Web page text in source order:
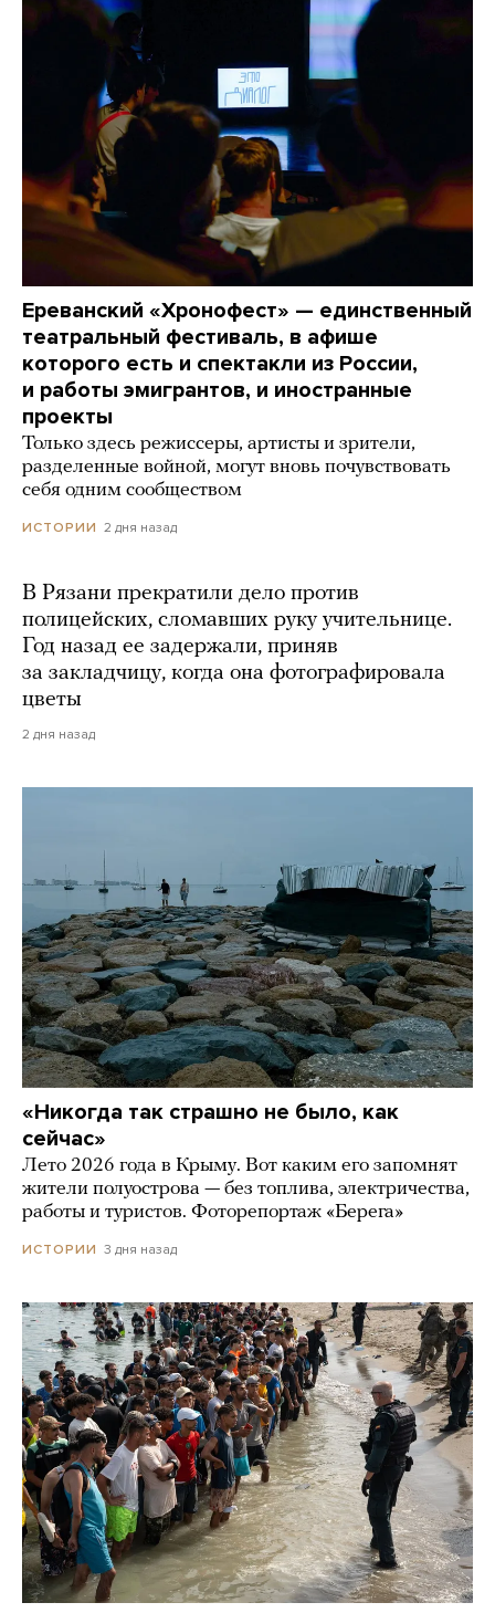
Ереванский «Хронофест» — единственный
театральный фестиваль, в афише
которого есть и спектакли из России,
и работы эмигрантов, и иностранные
проекты
Только здесь режиссеры, артисты и зрители,
разделенные войной, могут вновь почувствовать
себя одним сообществом
ИСТОРИИ 2 дня назад
В Рязани прекратили дело против
полицейских, сломавших руку учительнице.
Год назад ее задержали, приняв
за закладчицу, когда она фотографировала
цветы
2 дня назад
«Никогда так страшно не было, как
сейчас»
Лето 2026 года в Крыму. Вот каким его запомнят
жители полуострова — без топлива, электричества,
работы и туристов. Фоторепортаж «Берега»
ИСТОРИИ 3 дня назад